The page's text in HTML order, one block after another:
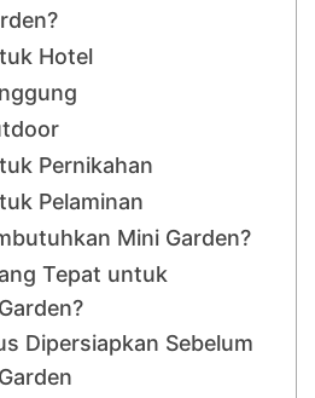
Hotel
Pernikahan
Pelaminan
Mini Garden?
Tepat untuk
Dipersiapkan Sebelum